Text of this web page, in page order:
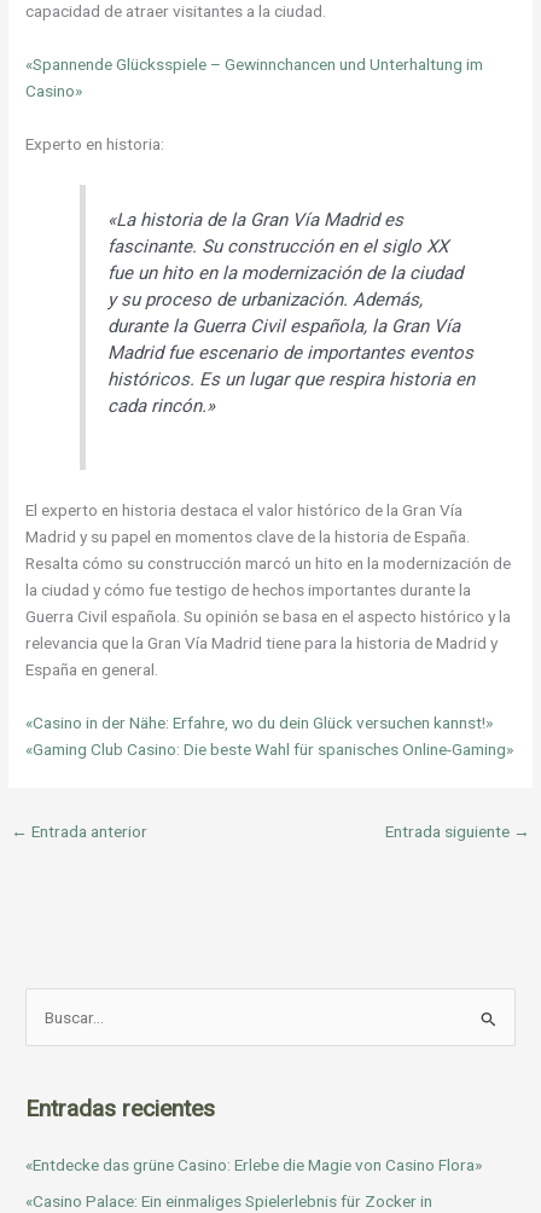
capacidad de atraer visitantes a la ciudad.
«Spannende Glücksspiele – Gewinnchancen und Unterhaltung im
Casino»
Experto en historia:
«La historia de la Gran Vía Madrid es
fascinante. Su construcción en el siglo XX
fue un hito en la modernización de la ciudad
y su proceso de urbanización. Además,
durante la Guerra Civil española, la Gran Vía
Madrid fue escenario de importantes eventos
históricos. Es un lugar que respira historia en
cada rincón.»
El experto en historia destaca el valor histórico de la Gran Vía
Madrid y su papel en momentos clave de la historia de España.
Resalta cómo su construcción marcó un hito en la modernización de
la ciudad y cómo fue testigo de hechos importantes durante la
Guerra Civil española. Su opinión se basa en el aspecto histórico y la
relevancia que la Gran Vía Madrid tiene para la historia de Madrid y
España en general.
«Casino in der Nähe: Erfahre, wo du dein Glück versuchen kannst!»
«Gaming Club Casino: Die beste Wahl für spanisches Online-Gaming»
← Entrada anterior Entrada siguiente →
c
r
p
Entradas recientes
«Entdecke das grüne Casino: Erlebe die Magie von Casino Flora»
«Casino Palace: Ein einmaliges Spielerlebnis für Zocker in